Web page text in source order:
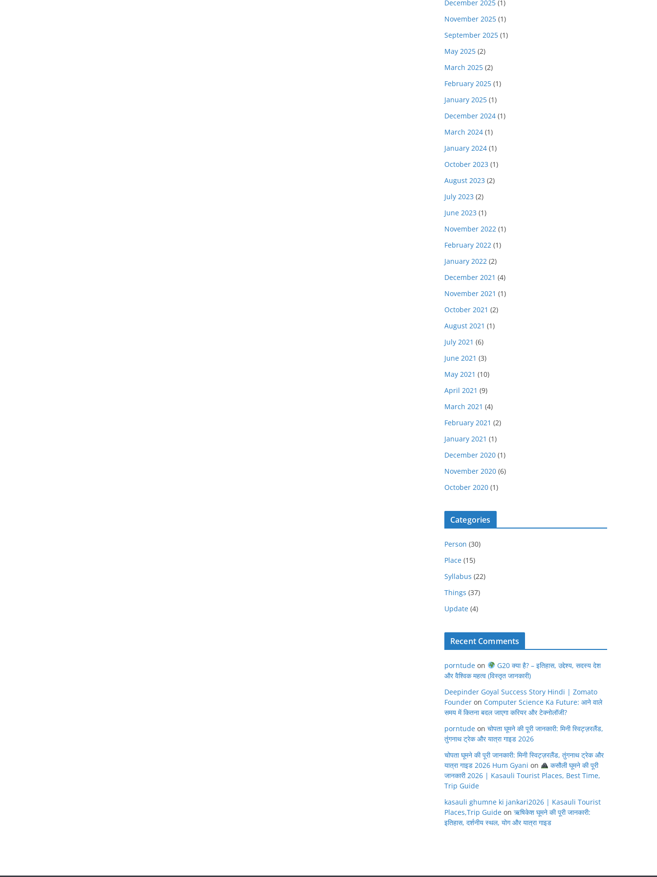
December 2025 (1)
November 2025 (1)
September 2025 (1)
May 2025 (2)
March 2025 (2)
February 2025 (1)
January 2025 (1)
December 2024 (1)
March 2024 (1)
January 2024 (1)
October 2023 (1)
August 2023 (2)
July 2023 (2)
June 2023 (1)
November 2022 (1)
February 2022 (1)
January 2022 (2)
December 2021 (4)
November 2021 (1)
October 2021 (2)
August 2021 (1)
July 2021 (6)
June 2021 (3)
May 2021 (10)
April 2021 (9)
March 2021 (4)
February 2021 (2)
January 2021 (1)
December 2020 (1)
November 2020 (6)
October 2020 (1)
Categories
Person (30)
Place (15)
Syllabus (22)
Things (37)
Update (4)
Recent Comments
porntude on
G20 क्या है? – इतिहास, उद्देश्य, सदस्य देश
और वैश्विक महत्व (विस्तृत जानकारी)
Deepinder Goyal Success Story Hindi | Zomato
Founder on Computer Science Ka Future: आने वाले
समय में कितना बदल जाएगा करियर और टेक्नोलॉजी?
porntude on चोपता घूमने की पूरी जानकारी: मिनी स्विट्ज़रलैंड,
तुंगनाथ ट्रेक और यात्रा गाइड 2026
चोपता घूमने की पूरी जानकारी: मिनी स्विट्ज़रलैंड, तुंगनाथ ट्रेक और
यात्रा गाइड 2026 Hum Gyani on
कसौली घूमने की पूरी
जानकारी 2026 | Kasauli Tourist Places, Best Time,
Trip Guide
kasauli ghumne ki jankari2026 | Kasauli Tourist
Places,Trip Guide on ऋषिकेश घूमने की पूरी जानकारी:
इतिहास, दर्शनीय स्थल, योग और यात्रा गाइड